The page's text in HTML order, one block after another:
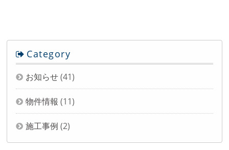
Category
お知らせ(41)
物件情報 (11)
施工事例 (2)